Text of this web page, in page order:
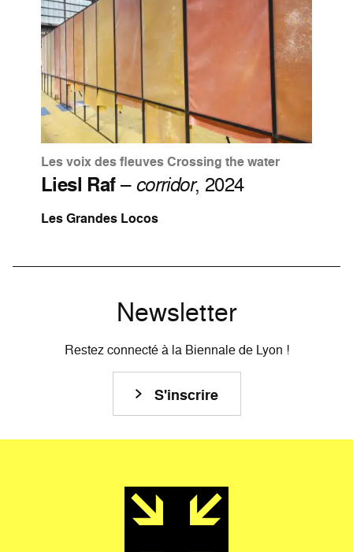
Les voix des fleuves Crossing the water
Liesl Raf–corridor, 2024
Les Grandes Locos
Newsletter
Restez connecté à la Biennale de Lyon !
S'inscrire